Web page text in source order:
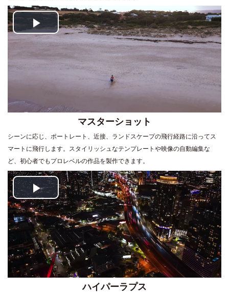
Play
Video
マスターショット
シーンに応じ、ポートレート、近接、ランドスケープの飛行経路に沿ってス
マートに飛行します。スタイリッシュなテンプレートや映像の自動編集な
ど、初心者でもプロレベルの作品を製作できます。
Play
Video
ハイパーラプス